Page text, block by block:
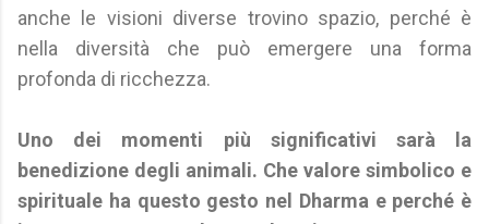
anche le visioni diverse trovino spazio, perché è
nella diversità che può emergere una forma
profonda di ricchezza.
Uno dei momenti più significativi sarà la
benedizione degli animali. Che valore simbolico e
spirituale ha questo gesto nel Dharma e perché è